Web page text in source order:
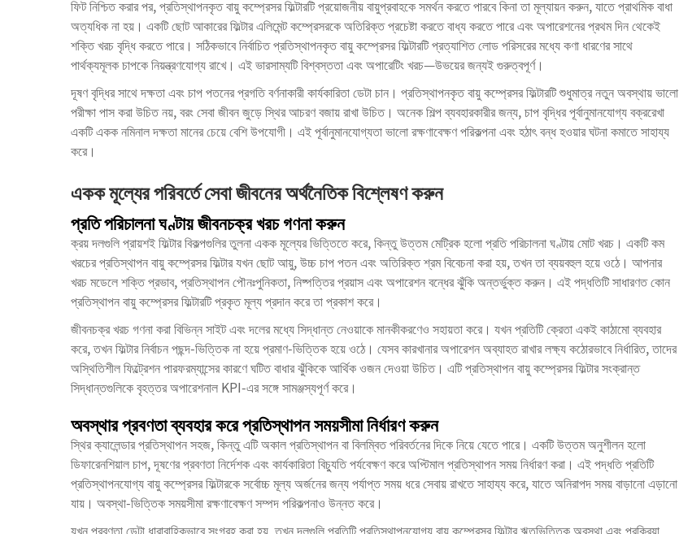
ফিট নিশ্চিত করার পর, প্রতিস্থাপনকৃত বায়ু কম্প্রেসর ফিল্টারটি প্রয়োজনীয় বায়ুপ্রবাহকে সমর্থন করতে পারবে কিনা তা মূল্যায়ন করুন, যাতে প্রাথমিক বাধা
অত্যধিক না হয়। একটি ছোট আকারের ফিল্টার এলিমেন্ট কম্প্রেসরকে অতিরিক্ত প্রচেষ্টা করতে বাধ্য করতে পারে এবং অপারেশনের প্রথম দিন থেকেই
শক্তি খরচ বৃদ্ধি করতে পারে। সঠিকভাবে নির্বাচিত প্রতিস্থাপনকৃত বায়ু কম্প্রেসর ফিল্টারটি প্রত্যাশিত লোড পরিসরের মধ্যে কণা ধারণের সাথে
পার্থক্যমূলক চাপকে নিয়ন্ত্রণযোগ্য রাখে। এই ভারসাম্যটি বিশ্বস্ততা এবং অপারেটিং খরচ—উভয়ের জন্যই গুরুত্বপূর্ণ।
দূষণ বৃদ্ধির সাথে দক্ষতা এবং চাপ পতনের প্রগতি বর্ণনাকারী কার্যকারিতা ডেটা চান। প্রতিস্থাপনকৃত বায়ু কম্প্রেসর ফিল্টারটি শুধুমাত্র নতুন অবস্থায় ভালো
পরীক্ষা পাস করা উচিত নয়, বরং সেবা জীবন জুড়ে স্থির আচরণ বজায় রাখা উচিত। অনেক শিল্প ব্যবহারকারীর জন্য, চাপ বৃদ্ধির পূর্বানুমানযোগ্য বক্ররেখা
একটি একক নমিনাল দক্ষতা মানের চেয়ে বেশি উপযোগী। এই পূর্বানুমানযোগ্যতা ভালো রক্ষণাবেক্ষণ পরিকল্পনা এবং হঠাৎ বন্ধ হওয়ার ঘটনা কমাতে সাহায্য
করে।
একক মূল্যের পরিবর্তে সেবা জীবনের অর্থনৈতিক বিশ্লেষণ করুন
প্রতি পরিচালনা ঘণ্টায় জীবনচক্র খরচ গণনা করুন
ক্রয় দলগুলি প্রায়শই ফিল্টার বিকল্পগুলির তুলনা একক মূল্যের ভিত্তিতে করে, কিন্তু উত্তম মেট্রিক হলো প্রতি পরিচালনা ঘণ্টায় মোট খরচ। একটি কম
খরচের প্রতিস্থাপন বায়ু কম্প্রেসর ফিল্টার যখন ছোট আয়ু, উচ্চ চাপ পতন এবং অতিরিক্ত শ্রম বিবেচনা করা হয়, তখন তা ব্যয়বহুল হয়ে ওঠে। আপনার
খরচ মডেলে শক্তি প্রভাব, প্রতিস্থাপন পৌনঃপুনিকতা, নিষ্পত্তির প্রয়াস এবং অপারেশন বন্ধের ঝুঁকি অন্তর্ভুক্ত করুন। এই পদ্ধতিটি সাধারণত কোন
প্রতিস্থাপন বায়ু কম্প্রেসর ফিল্টারটি প্রকৃত মূল্য প্রদান করে তা প্রকাশ করে।
জীবনচক্র খরচ গণনা করা বিভিন্ন সাইট এবং দলের মধ্যে সিদ্ধান্ত নেওয়াকে মানকীকরণেও সহায়তা করে। যখন প্রতিটি ক্রেতা একই কাঠামো ব্যবহার
করে, তখন ফিল্টার নির্বাচন পছন্দ-ভিত্তিক না হয়ে প্রমাণ-ভিত্তিক হয়ে ওঠে। যেসব কারখানার অপারেশন অব্যাহত রাখার লক্ষ্য কঠোরভাবে নির্ধারিত, তাদের
অস্থিতিশীল ফিল্ট্রেশন পারফরম্যান্সের কারণে ঘটিত বাধার ঝুঁকিকে আর্থিক ওজন দেওয়া উচিত। এটি প্রতিস্থাপন বায়ু কম্প্রেসর ফিল্টার সংক্রান্ত
সিদ্ধান্তগুলিকে বৃহত্তর অপারেশনাল KPI-এর সঙ্গে সামঞ্জস্যপূর্ণ করে।
অবস্থার প্রবণতা ব্যবহার করে প্রতিস্থাপন সময়সীমা নির্ধারণ করুন
স্থির ক্যালেন্ডার প্রতিস্থাপন সহজ, কিন্তু এটি অকাল প্রতিস্থাপন বা বিলম্বিত পরিবর্তনের দিকে নিয়ে যেতে পারে। একটি উত্তম অনুশীলন হলো
ডিফারেনশিয়াল চাপ, দূষণের প্রবণতা নির্দেশক এবং কার্যকারিতা বিচ্যুতি পর্যবেক্ষণ করে অপ্টিমাল প্রতিস্থাপন সময় নির্ধারণ করা। এই পদ্ধতি প্রতিটি
প্রতিস্থাপনযোগ্য বায়ু কম্প্রেসর ফিল্টারকে সর্বোচ্চ মূল্য অর্জনের জন্য পর্যাপ্ত সময় ধরে সেবায় রাখতে সাহায্য করে, যাতে অনিরাপদ সময় বাড়ানো এড়ানো
যায়। অবস্থা-ভিত্তিক সময়সীমা রক্ষণাবেক্ষণ সম্পদ পরিকল্পনাও উন্নত করে।
যখন প্রবণতা ডেটা ধারাবাহিকভাবে সংগ্রহ করা হয়, তখন দলগুলি প্রতিটি প্রতিস্থাপনযোগ্য বায়ু কম্প্রেসর ফিল্টার ঋতুভিত্তিক অবস্থা এবং প্রক্রিয়া